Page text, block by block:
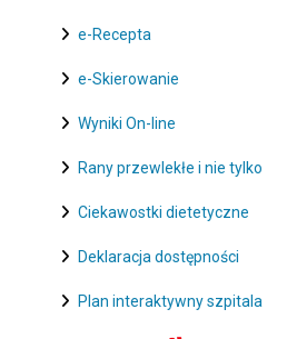
e-Recepta
e-Skierowanie
Wyniki On-line
Rany przewlekłe i nie tylko
Ciekawostki dietetyczne
Deklaracja dostępności
Plan interaktywny szpitala